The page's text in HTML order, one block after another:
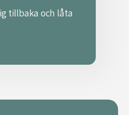
tillbaka och låta